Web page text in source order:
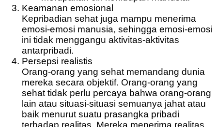
Keamanan emosional
Kepribadian sehat juga mampu menerima
emosi-emosi manusia, sehingga emosi-emosi
ini tidak menggangu aktivitas-aktivitas
antarpribadi.
Persepsi realistis
Orang-orang yang sehat memandang dunia
mereka secara objektif. Orang-orang yang
sehat tidak perlu percaya bahwa orang-orang
lain atau situasi-situasi semuanya jahat atau
baik menurut suatu prasangka pribadi
terhadap realitas. Mereka menerima realitas